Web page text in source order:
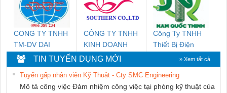
NAM
CONG TY TNHH
TM-DV DAI
DONG THANH
CÔNG TY TNHH
KINH DOANH
DỊCH VỤ XNK
PHƯƠNG NAM
Công Ty TNHH
Thiết Bị Điện
Nam Quốc Thịnh
TIN TUYỂN DỤNG MỚI » Xem tất cả
Tuyển gấp nhân viên Kỹ Thuật - Cty SMC Engineering
Mô tả công việc Đảm nhiệm công việc tại phòng kỹ thuật của